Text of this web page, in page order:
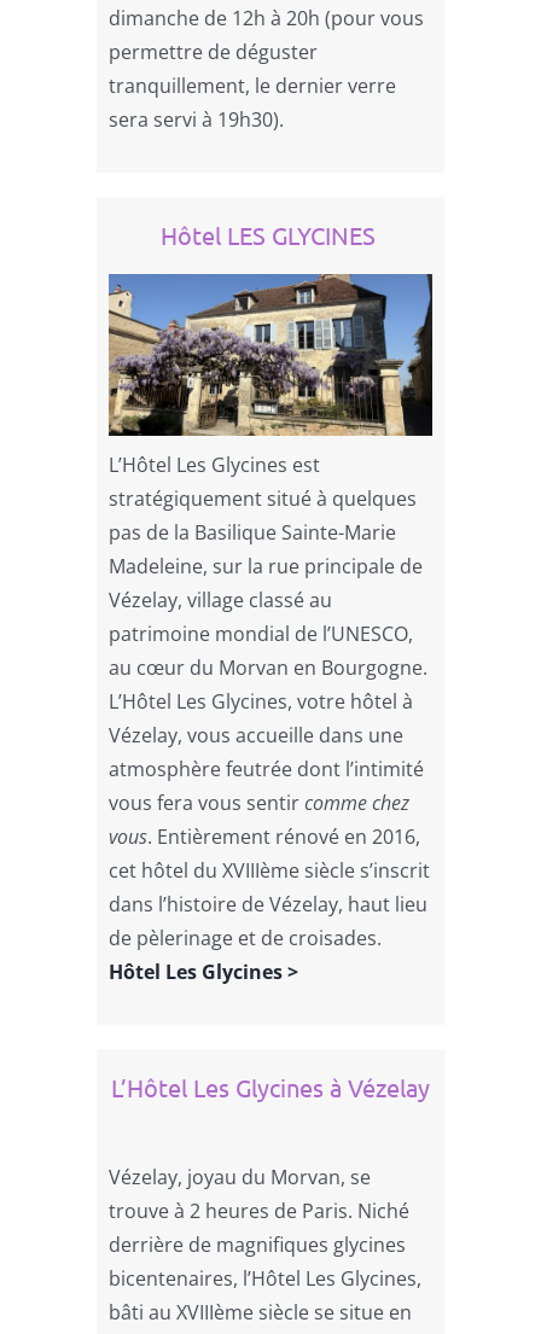
dimanche de 12h à 20h (pour vous
permettre de déguster
tranquillement, le dernier verre
sera servi à 19h30).
Hôtel LES GLYCINES
L’Hôtel Les Glycines est
stratégiquement situé à quelques
pas de la Basilique Sainte-Marie
Madeleine, sur la rue principale de
Vézelay, village classé au
patrimoine mondial de l’UNESCO,
au cœur du Morvan en Bourgogne.
L’Hôtel Les Glycines, votre hôtel à
Vézelay, vous accueille dans une
atmosphère feutrée dont l’intimité
vous fera vous sentircomme chez
vous. Entièrement rénové en 2016,
cet hôtel du XVIIIème siècle s’inscrit
dans l’histoire de Vézelay, haut lieu
de pèlerinage et de croisades.
Hôtel Les Glycines >
L’Hôtel Les Glycines à Vézelay
Vézelay, joyau du Morvan, se
trouve à 2 heures de Paris. Niché
derrière de magnifiques glycines
bicentenaires, l’Hôtel Les Glycines,
bâti au XVIIIème siècle se situe en